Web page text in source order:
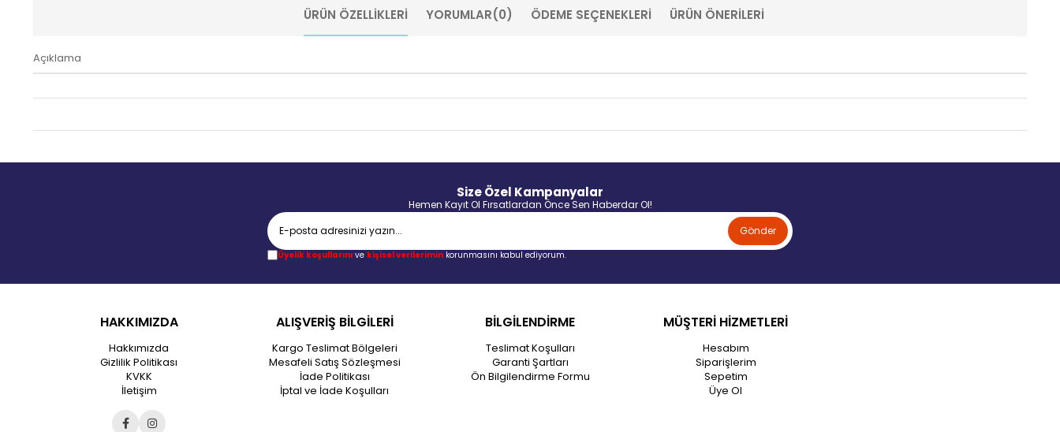
ÜRÜN ÖZELLIKLERI YORUMLAR(0) ÖDEME SEÇENEKLERI ÜRÜN ÖNERILERI
Açıklama
Size Özel Kampanyalar
Hemen Kayıt Ol Fırsatlardan Önce Sen Haberdar Ol!
Gönder
Üyelik koşullarınıve kişisel verileriminkorunmasını kabul ediyorum.
HAKKIMIZDA
Hakkımızda
Gizlilik Politikası
KVKK
İletişim
ALIŞVERİŞ BİLGİLERİ
Kargo Teslimat Bölgeleri
Mesafeli Satış Sözleşmesi
İade Politikası
İptal ve İade Koşulları
BİLGİLENDİRME
Teslimat Koşulları
Garanti Şartları
Ön Bilgilendirme Formu
MÜŞTERİ HİZMETLERİ
Hesabım
Siparişlerim
Sepetim
Üye Ol